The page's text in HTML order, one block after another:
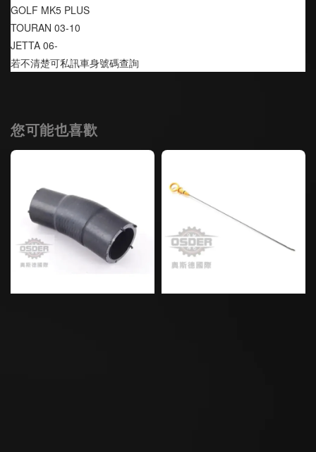
GOLF MK5 PLUS
TOURAN 03-10
JETTA 06-
若不清楚可私訊車身號碼查詢
您可能也喜歡